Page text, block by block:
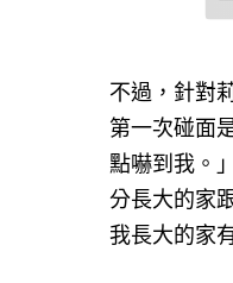
不過，針對
第一次碰面
點嚇到我。
分長大的家
我長大的家